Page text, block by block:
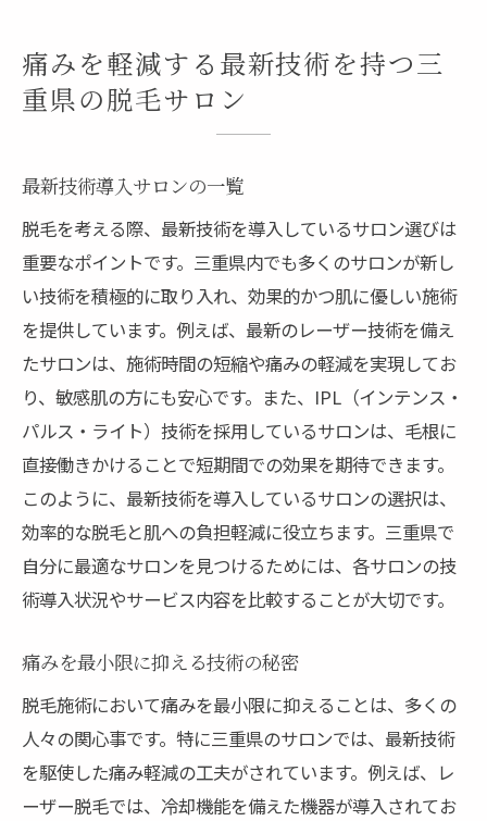
痛みを軽減する最新技術を持つ三
重県の脱毛サロン
最新技術導入サロンの一覧
脱毛を考える際、最新技術を導入しているサロン選びは
重要なポイントです。三重県内でも多くのサロンが新し
い技術を積極的に取り入れ、効果的かつ肌に優しい施術
を提供しています。例えば、最新のレーザー技術を備え
たサロンは、施術時間の短縮や痛みの軽減を実現してお
り、敏感肌の方にも安心です。また、IPL（インテンス・
パルス・ライト）技術を採用しているサロンは、毛根に
直接働きかけることで短期間での効果を期待できます。
このように、最新技術を導入しているサロンの選択は、
効率的な脱毛と肌への負担軽減に役立ちます。三重県で
自分に最適なサロンを見つけるためには、各サロンの技
術導入状況やサービス内容を比較することが大切です。
痛みを最小限に抑える技術の秘密
脱毛施術において痛みを最小限に抑えることは、多くの
人々の関心事です。特に三重県のサロンでは、最新技術
を駆使した痛み軽減の工夫がされています。例えば、レ
ーザー脱毛では、冷却機能を備えた機器が導入されてお